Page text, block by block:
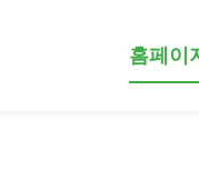
홈페이